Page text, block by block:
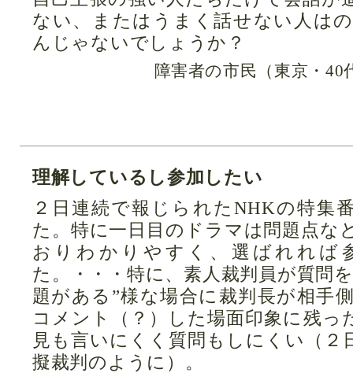
ない、またはうまく話せない人は
んじゃないでしょうか？
障害者の市民（東京・40
理解しているし参加したい
２日連続で報じられたNHKの特集
た。特に一日目のドラマは問題点な
おりわかりやすく、選ばれれば
た。・・・特に、素人裁判員が質問
題がある”様な場合に裁判長が相手
コメント（？）した場面印象に残っ
見も言いにくく質問もしにくい（２
擬裁判のように）。